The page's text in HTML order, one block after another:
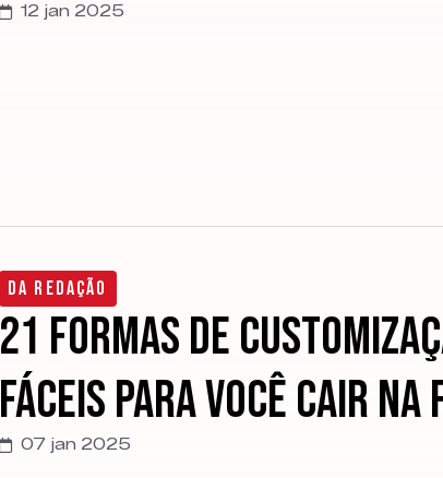
12 jan 2025
Da Redação
21 formas de
fáceis para você cair
07 jan 2025